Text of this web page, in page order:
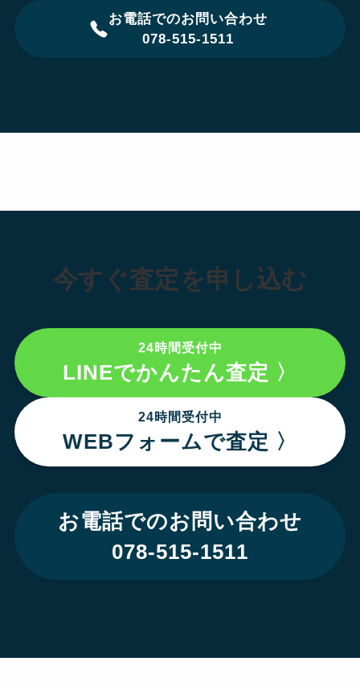
お電話でのお問い合わせ
078-515-1511
今すぐ査定を申し込む
24時間受付中
LINEでかんたん査定 〉
24時間受付中
WEBフォームで査定 〉
お電話でのお問い合わせ
078-515-1511